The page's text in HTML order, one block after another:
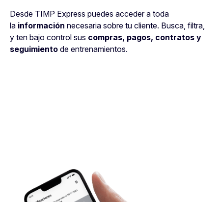
Desde TIMP Express puedes acceder a toda
la información necesaria sobre tu cliente. Busca, filtra,
y ten bajo control sus compras, pagos, contratos y
seguimiento de entrenamientos.